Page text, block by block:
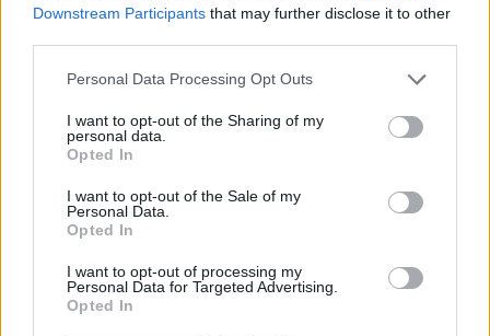
Downstream Participants that may further disclose it to other
Please note that this website/app uses one or more Google
not limited to your visit or usage behaviour. You may click to
grant or deny consent to Google and its third-party tags to
use your data for below specified purposes in below Google
consent section.
Personal Data Processing Opt Outs
I want to opt-out of the Sharing of my
personal data.
Opted In
I want to opt-out of the Sale of my
Personal Data.
Opted In
I want to opt-out of processing my
Personal Data for Targeted Advertising.
Opted In